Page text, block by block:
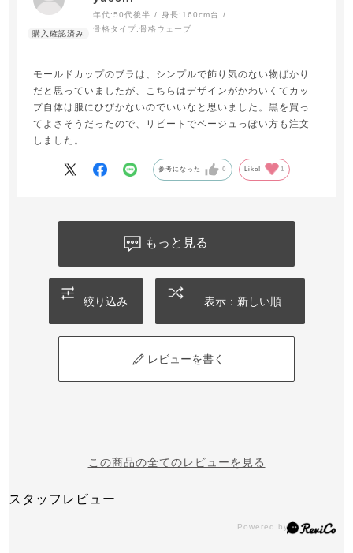
年代:50代後半 身長: 160cm台
骨格タイプ:骨格ウェーブ
モールドカップのブラは、シンプルで飾り気のない物ばかり
だと思っていましたが、こちらはデザインがかわいくてカッ
プ自体は服にひびかないのでいいなと思いました。黒を買っ
てよさそうだったので、リピートでベージュっぽい方も注文
しました。
参考になった 0 Like! 1
もっと見る
絞り込み 表示：新しい順
レビューを書く
この商品の全てのレビューを見る
スタッフレビュー